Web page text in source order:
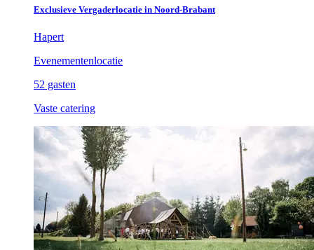
Exclusieve Vergaderlocatie in Noord-Brabant
Hapert
Evenementenlocatie
52 gasten
Vaste catering